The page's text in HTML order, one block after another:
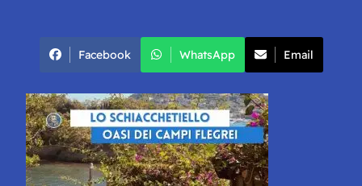
Facebook WhatsApp Email